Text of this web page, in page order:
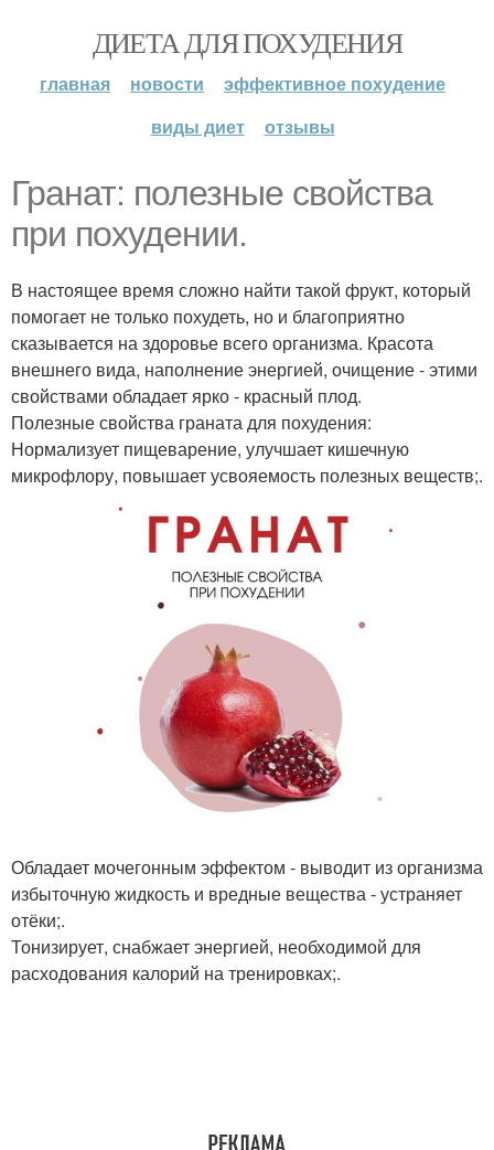
ДИЕТА ДЛЯ ПОХУДЕНИЯ
главная новости
эффективное похудение
виды диет
отзывы
Гранат: полезные свойства
при похудении.
В настоящее время сложно найти такой фрукт, который
помогает не только похудеть, но и благоприятно
сказывается на здоровье всего организма. Красота
внешнего вида, наполнение энергией, очищение - этими
свойствами обладает ярко - красный плод.
Полезные свойства граната для похудения:
Нормализует пищеварение, улучшает кишечную
микрофлору, повышает усвояемость полезных веществ;.
Обладает мочегонным эффектом - выводит из организма
избыточную жидкость и вредные вещества - устраняет
отёки;.
Тонизирует, снабжает энергией, необходимой для
расходования калорий на тренировках;.